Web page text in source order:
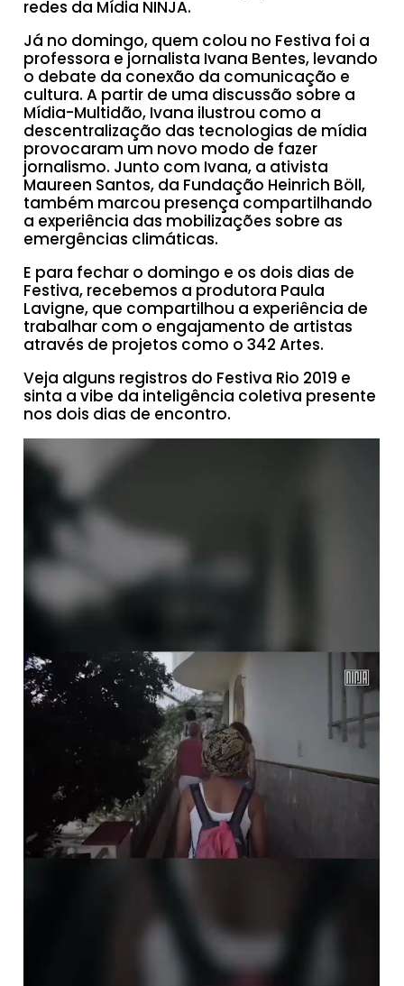
redes da Mídia NINJA.
Já no domingo, quem colou no Festiva foi a
professora e jornalista Ivana Bentes, levando
o debate da conexão da comunicação e
cultura. A partir de uma discussão sobre a
Mídia-Multidão, Ivana ilustrou como a
descentralização das tecnologias de mídia
provocaram um novo modo de fazer
jornalismo. Junto com Ivana, a ativista
Maureen Santos, da Fundação Heinrich Böll,
também marcou presença compartilhando
a experiência das mobilizações sobre as
emergências climáticas.
E para fechar o domingo e os dois dias de
Festiva, recebemos a produtora Paula
Lavigne, que compartilhou a experiência de
trabalhar com o engajamento de artistas
através de projetos como o 342 Artes.
Veja alguns registros do Festiva Rio 2019 e
sinta a vibe da inteligência coletiva presente
nos dois dias de encontro.